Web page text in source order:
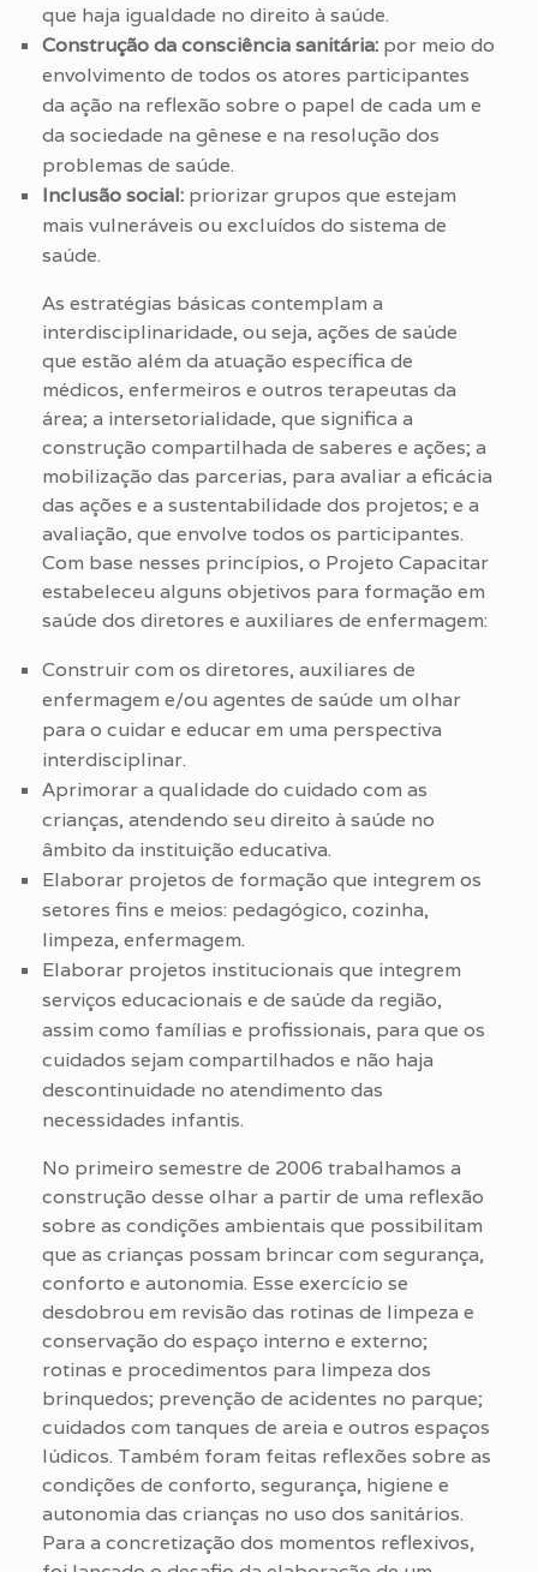
que haja igualdade no direito à saúde.
Construção da consciência sanitária: por meio do
envolvimento de todos os atores participantes
da ação na reflexão sobre o papel de cada um e
da sociedade na gênese e na resolução dos
problemas de saúde.
Inclusão social: priorizar grupos que estejam
mais vulneráveis ou excluídos do sistema de
saúde.
As estratégias básicas contemplam a
interdisciplinaridade, ou seja, ações de saúde
que estão além da atuação específica de
médicos, enfermeiros e outros terapeutas da
área; a intersetorialidade, que significa a
construção compartilhada de saberes e ações; a
mobilização das parcerias, para avaliar a eficácia
das ações e a sustentabilidade dos projetos; e a
avaliação, que envolve todos os participantes.
Com base nesses princípios, o Projeto Capacitar
estabeleceu alguns objetivos para formação em
saúde dos diretores e auxiliares de enfermagem:
Construir com os diretores, auxiliares de
enfermagem e/ou agentes de saúde um olhar
para o cuidar e educar em uma perspectiva
interdisciplinar.
Aprimorar a qualidade do cuidado com as
crianças, atendendo seu direito à saúde no
âmbito da instituição educativa.
Elaborar projetos de formação que integrem os
setores fins e meios: pedagógico, cozinha,
limpeza, enfermagem.
Elaborar projetos institucionais que integrem
serviços educacionais e de saúde da região,
assim como famílias e profissionais, para que os
cuidados sejam compartilhados e não haja
descontinuidade no atendimento das
necessidades infantis.
No primeiro semestre de 2006 trabalhamos a
construção desse olhar a partir de uma reflexão
sobre as condições ambientais que possibilitam
que as crianças possam brincar com segurança,
conforto e autonomia. Esse exercício se
desdobrou em revisão das rotinas de limpeza e
conservação do espaço interno e externo;
rotinas e procedimentos para limpeza dos
brinquedos; prevenção de acidentes no parque;
cuidados com tanques de areia e outros espaços
lúdicos. Também foram feitas reflexões sobre as
condições de conforto, segurança, higiene e
autonomia das crianças no uso dos sanitários.
Para a concretização dos momentos reflexivos,